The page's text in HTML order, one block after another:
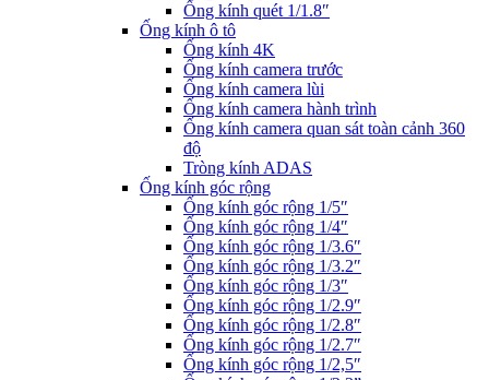
Ống kính quét 1/1.8″
Ống kính ô tô
Ống kính 4K
Ống kính camera trước
Ống kính camera lùi
Ống kính camera hành trình
Ống kính camera quan sát toàn cảnh 360
độ
Tròng kính ADAS
Ống kính góc rộng
Ống kính góc rộng 1/5″
Ống kính góc rộng 1/4″
Ống kính góc rộng 1/3.6″
Ống kính góc rộng 1/3.2″
Ống kính góc rộng 1/3″
Ống kính góc rộng 1/2.9″
Ống kính góc rộng 1/2.8″
Ống kính góc rộng 1/2.7″
Ống kính góc rộng 1/2,5″